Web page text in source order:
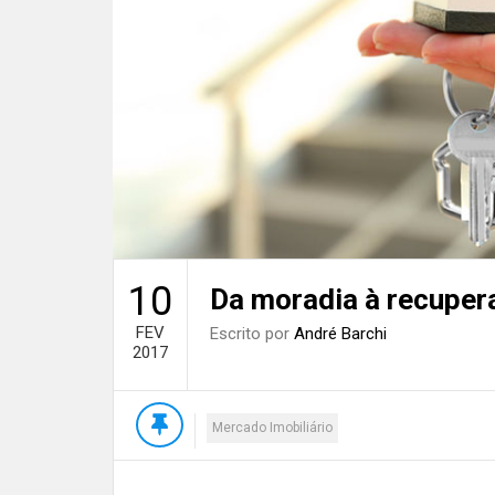
10
FEV
2017
Da moradia à
Escrito por André Barchi
Mercado Imobiliário